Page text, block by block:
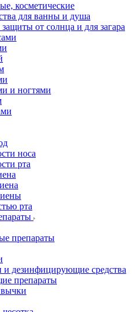
косметические
для ванны и душа
от солнца и для загара
и ногтями
носа
рта
рта
препараты
и дезинфицирующие средства
препараты